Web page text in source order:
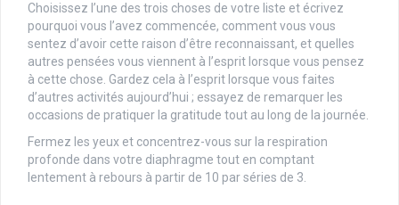
Choisissez l’une des trois choses de votre liste et écrivez
pourquoi vous l’avez commencée, comment vous vous
sentez d’avoir cette raison d’être reconnaissant, et quelles
autres pensées vous viennent à l’esprit lorsque vous pensez
à cette chose. Gardez cela à l’esprit lorsque vous faites
d’autres activités aujourd’hui ; essayez de remarquer les
occasions de pratiquer la gratitude tout au long de la journée.
Fermez les yeux et concentrez-vous sur la respiration
profonde dans votre diaphragme tout en comptant
lentement à rebours à partir de 10 par séries de 3.